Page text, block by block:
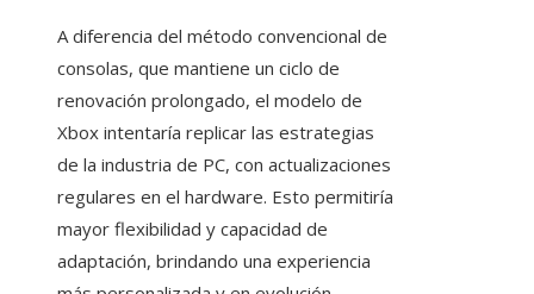
A diferencia del método convencional de
consolas, que mantiene un ciclo de
renovación prolongado, el modelo de
Xbox intentaría replicar las estrategias
de la industria de PC, con actualizaciones
regulares en el hardware. Esto permitiría
mayor flexibilidad y capacidad de
adaptación, brindando una experiencia